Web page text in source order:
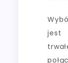
jest